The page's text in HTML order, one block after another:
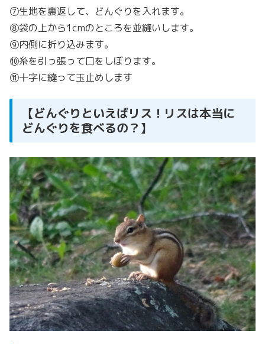
⑦生地を裏返して、どんぐりを入れます。
⑧袋の上から1cmのところを並縫いします。
⑨内側に折り込みます。
⑩糸を引っ張って口をしぼります。
⑪十字に縫って玉止めします
【どんぐりといえばリス！リスは本当に
どんぐりを食べるの？】